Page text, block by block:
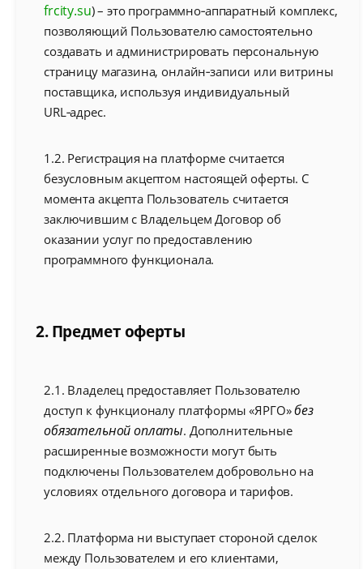
frcity.su) – это программно‑аппаратный комплекс,
позволяющий Пользователю самостоятельно
создавать и администрировать персональную
страницу магазина, онлайн‑записи или витрины
поставщика, используя индивидуальный
URL‑адрес.
1.2. Регистрация на платформе считается
безусловным акцептом настоящей оферты. С
момента акцепта Пользователь считается
заключившим с Владельцем Договор об
оказании услуг по предоставлению
программного функционала.
2. Предмет оферты
2.1. Владелец предоставляет Пользователю
доступ к функционалу платформы «ЯРГО»без
обязательной оплаты. Дополнительные
расширенные возможности могут быть
подключены Пользователем добровольно на
условиях отдельного договора и тарифов.
2.2. Платформа ни выступает стороной сделок
между Пользователем и его клиентами,